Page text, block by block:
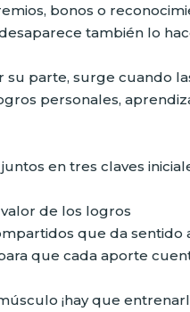
bonos o
también lo
su parte, surge cuando
personales,
en tres claves
de los logros
que da sentido
que cada aporte
¡hay que